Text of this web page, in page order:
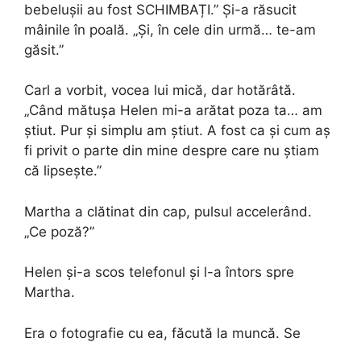
bebelușii au fost SCHIMBAȚI.” Și-a răsucit
mâinile în poală. „Și, în cele din urmă… te-am
găsit.”
Carl a vorbit, vocea lui mică, dar hotărâtă.
„Când mătușa Helen mi-a arătat poza ta… am
știut. Pur și simplu am știut. A fost ca și cum aș
fi privit o parte din mine despre care nu știam
că lipsește.”
Martha a clătinat din cap, pulsul accelerând.
„Ce poză?”
Helen și-a scos telefonul și l-a întors spre
Martha.
Era o fotografie cu ea, făcută la muncă. Se